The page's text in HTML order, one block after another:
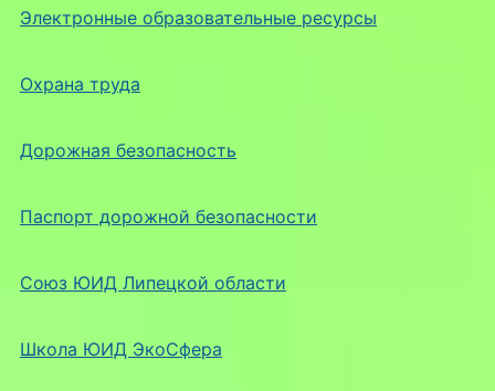
Электронные образовательные ресурсы
Охрана труда
Дорожная безопасность
Паспорт дорожной безопасности
Союз ЮИД Липецкой области
Школа ЮИД ЭкоСфера